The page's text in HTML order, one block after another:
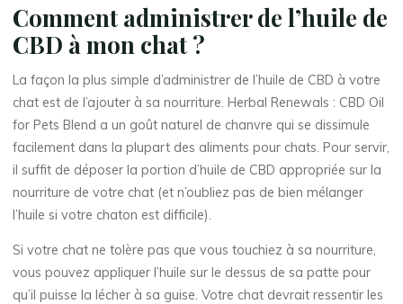
Comment administrer de l’huile de
CBD à mon chat ?
La façon la plus simple d’administrer de l’huile de CBD à votre
chat est de l’ajouter à sa nourriture. Herbal Renewals : CBD Oil
for Pets Blend a un goût naturel de chanvre qui se dissimule
facilement dans la plupart des aliments pour chats. Pour servir,
il suffit de déposer la portion d’huile de CBD appropriée sur la
nourriture de votre chat (et n’oubliez pas de bien mélanger
l’huile si votre chaton est difficile).
Si votre chat ne tolère pas que vous touchiez à sa nourriture,
vous pouvez appliquer l’huile sur le dessus de sa patte pour
qu’il puisse la lécher à sa guise. Votre chat devrait ressentir les